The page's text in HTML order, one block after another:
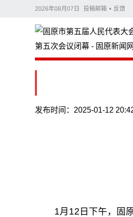
2026年08月07日 投稿邮箱 • 反馈
发布时间：2025-01-12
1月12日下午，固